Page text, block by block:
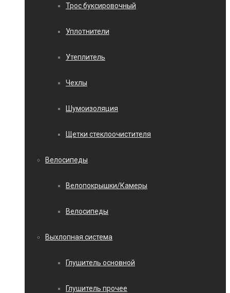
Трос буксировочный
Уплотнители
Утеплитель
Чехлы
Шумоизоляция
Щетки стеклоочистителя
Велосипеды
Велопокрышки/Камеры
Велосипеды
Выхлопная система
Глушитель основной
Глушитель прочее